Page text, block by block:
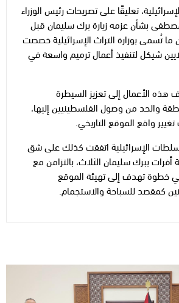
القناة 14 الإسرائيلية، تعليقًا على تصريحات رئيس الوزراء
بشأن عزمه زيارة برك سليمان قبل
ما تُسمى بوزارة التراث الإسرائيلية خصصت
بقيمة 10 ملايين شيكل لتنفيذ أعمال ترميم واسعة في
هذه الأعمال إلى تعزيز السيطرة
والحد من وصول الفلسطينيين إليها،
واقع الموقع التاريخي.
الإسرائيلية اتفقت كذلك على شق
ببرك سليمان الثلاث، بالتزامن مع
خطوة تهدف إلى تهيئة الموقع
كمقصد للسباحة والاستجمام.